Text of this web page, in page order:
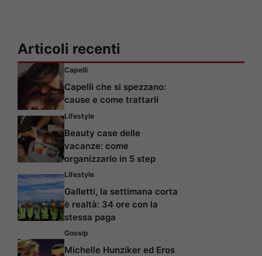
Articoli recenti
Capelli
Capelli che si spezzano:
cause e come trattarli
Lifestyle
Beauty case delle
vacanze: come
organizzarlo in 5 step
Lifestyle
Galletti, la settimana corta
è realtà: 34 ore con la
stessa paga
Gossip
Michelle Hunziker ed Eros